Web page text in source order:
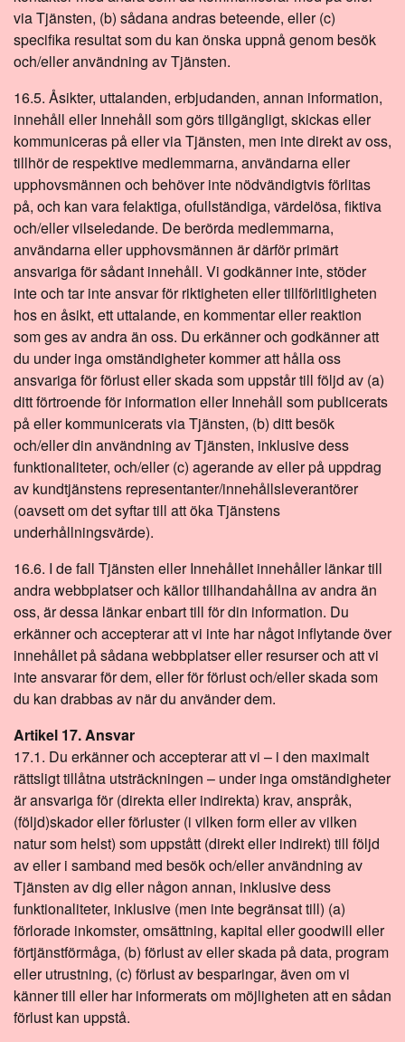
via Tjänsten, (b) sådana andras beteende, eller (c)
specifika resultat som du kan önska uppnå genom besök
och/eller användning av Tjänsten.
16.5. Åsikter, uttalanden, erbjudanden, annan information,
innehåll eller Innehåll som görs tillgängligt, skickas eller
kommuniceras på eller via Tjänsten, men inte direkt av oss,
tillhör de respektive medlemmarna, användarna eller
upphovsmännen och behöver inte nödvändigtvis förlitas
på, och kan vara felaktiga, ofullständiga, värdelösa, fiktiva
och/eller vilseledande. De berörda medlemmarna,
användarna eller upphovsmännen är därför primärt
ansvariga för sådant innehåll. Vi godkänner inte, stöder
inte och tar inte ansvar för riktigheten eller tillförlitligheten
hos en åsikt, ett uttalande, en kommentar eller reaktion
som ges av andra än oss. Du erkänner och godkänner att
du under inga omständigheter kommer att hålla oss
ansvariga för förlust eller skada som uppstår till följd av (a)
ditt förtroende för information eller Innehåll som publicerats
på eller kommunicerats via Tjänsten, (b) ditt besök
och/eller din användning av Tjänsten, inklusive dess
funktionaliteter, och/eller (c) agerande av eller på uppdrag
av kundtjänstens representanter/innehållsleverantörer
(oavsett om det syftar till att öka Tjänstens
underhållningsvärde).
16.6. I de fall Tjänsten eller Innehållet innehåller länkar till
andra webbplatser och källor tillhandahållna av andra än
oss, är dessa länkar enbart till för din information. Du
erkänner och accepterar att vi inte har något inflytande över
innehållet på sådana webbplatser eller resurser och att vi
inte ansvarar för dem, eller för förlust och/eller skada som
du kan drabbas av när du använder dem.
Artikel 17. Ansvar
17.1. Du erkänner och accepterar att vi – i den maximalt
rättsligt tillåtna utsträckningen – under inga omständigheter
är ansvariga för (direkta eller indirekta) krav, anspråk,
(följd)skador eller förluster (i vilken form eller av vilken
natur som helst) som uppstått (direkt eller indirekt) till följd
av eller i samband med besök och/eller användning av
Tjänsten av dig eller någon annan, inklusive dess
funktionaliteter, inklusive (men inte begränsat till) (a)
förlorade inkomster, omsättning, kapital eller goodwill eller
förtjänstförmåga, (b) förlust av eller skada på data, program
eller utrustning, (c) förlust av besparingar, även om vi
känner till eller har informerats om möjligheten att en sådan
förlust kan uppstå.